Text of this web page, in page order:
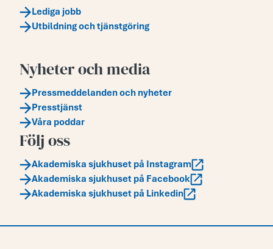
Lediga jobb
Utbildning och tjänstgöring
Nyheter och media
Pressmeddelanden och nyheter
Presstjänst
Våra poddar
Följ oss
Akademiska sjukhuset på Instagram
Akademiska sjukhuset på Facebook
Akademiska sjukhuset på Linkedin